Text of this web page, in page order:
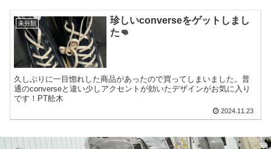
未分類
珍しいconverseをゲットしまし
た👊
久しぶりに一目惚れした商品があったので買ってしまいました。普
通のconverseと違い少しアクセントが効いたデザインがお気に入り
です！PT舩木
2024.11.23